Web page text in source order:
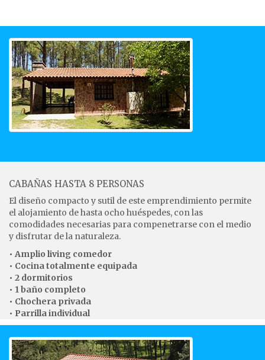
CABAÑAS HASTA 8 PERSONAS
El diseño compacto y sutil de este emprendimiento permite
el alojamiento de hasta ocho huéspedes, con las
comodidades necesarias para compenetrarse con el medio
y disfrutar de la naturaleza.
• Amplio living comedor
• Cocina totalmente equipada
• 2 dormitorios
• 1 baño completo
• Chochera privada
• Parrilla individual